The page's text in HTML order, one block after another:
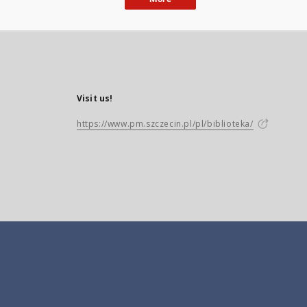
Visit us!
https://www.pm.szczecin.pl/pl/biblioteka/